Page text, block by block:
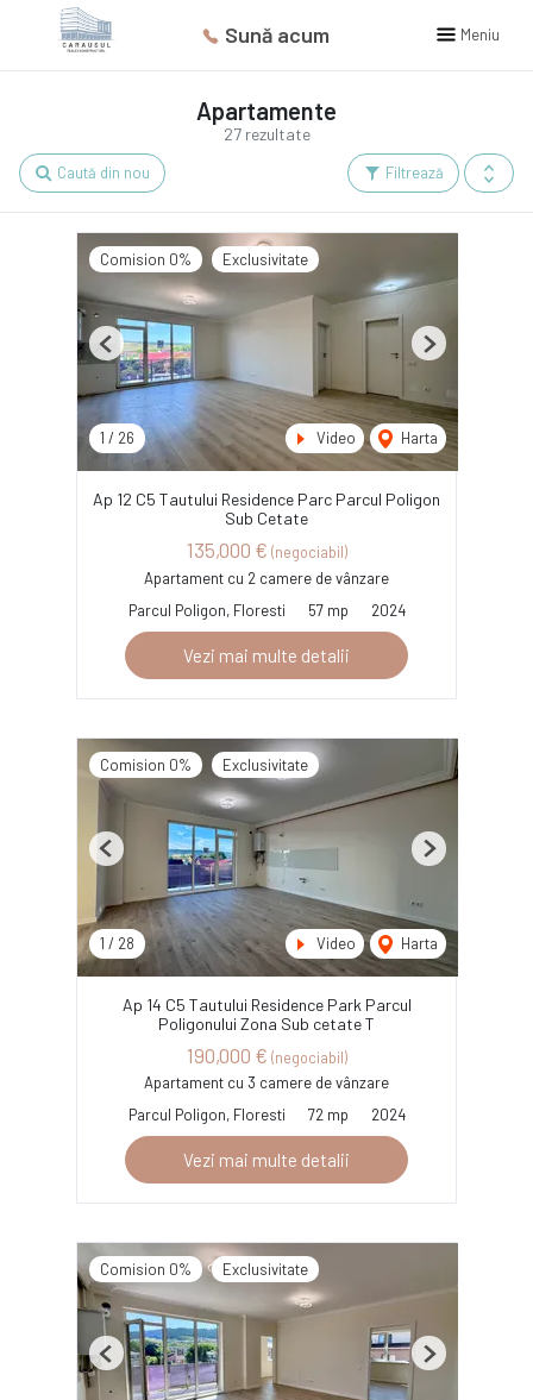
Sună acum Meniu
27 rezultate
Apartamente
Filtrează
Caută din nou
Comision 0% Exclusivitate
1 / 26 Video Harta
Previous Next
Ap 12 C5 Tautului Residence Parc Parcul Poligon
Sub Cetate
135,000 € (negociabil)
Apartament cu 2 camere de vânzare
Parcul Poligon, Floresti
57 mp 2024
Vezi mai multe detalii
Comision 0% Exclusivitate
1 / 28 Video Harta
Previous Next
Ap 14 C5 Tautului Residence Park Parcul
Poligonului Zona Sub cetate T
190,000 € (negociabil)
Apartament cu 3 camere de vânzare
Parcul Poligon, Floresti
72 mp 2024
Vezi mai multe detalii
Comision 0% Exclusivitate
Previous Next